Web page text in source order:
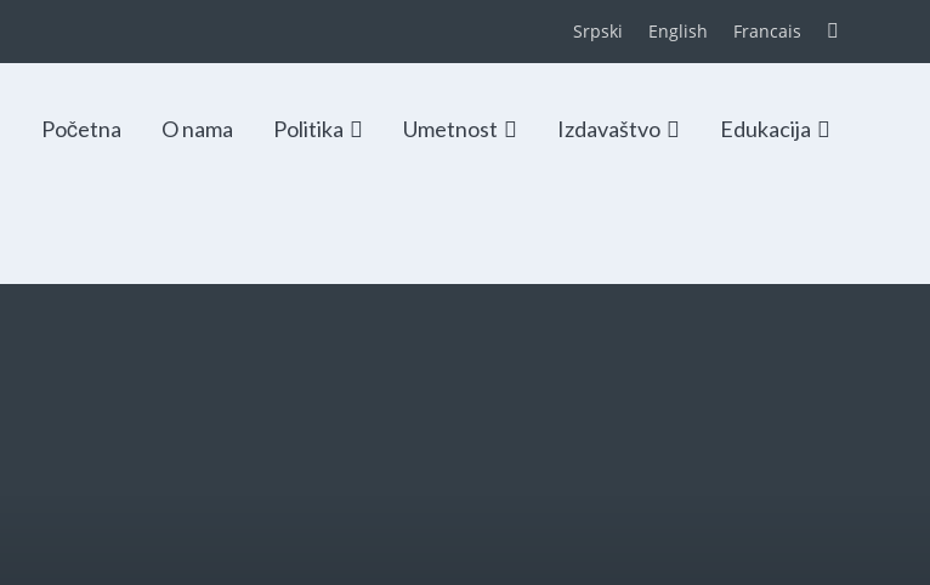
Srpski English Francais
Početna O nama Politika Umetnost Izdavaštvo Edukacija